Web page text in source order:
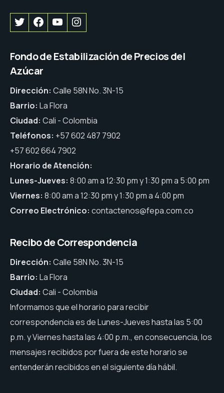
Fondo de Estabilización de Precios del
Azúcar
Dirección: Calle 58N No. 3N-15
Barrio: La Flora
Ciudad: Cali - Colombia
Teléfonos: +57 602 487 7902
+57 602 664 7902
Horario de Atención:
Lunes-Jueves: 8:00 am a 12:30 pm y 1:30 pm a 5:00 pm
Viernes: 8:00 am a 12:30 pm y 1:30 pm a 4:00 pm
Correo Electrónico: contactenos@fepa.com.co
Recibo de Correspondencia
Dirección: Calle 58N No. 3N-15
Barrio: La Flora
Ciudad: Cali - Colombia
Informamos que el horario para recibir
correspondencia es de Lunes-Jueves hasta las 5:00
p.m. y Viernes hasta las 4:00 p.m., en consecuencia, los
mensajes recibidos por fuera de este horario se
entenderán recibidos en el siguiente día hábil.